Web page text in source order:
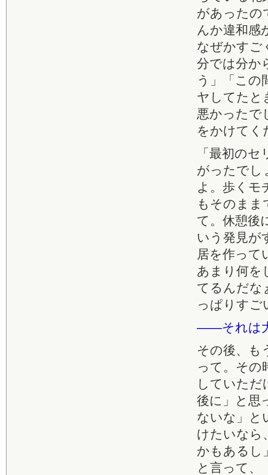
があったの
んか違和感
なぜかすご
分では分か
う」「この
ヤしてたと
悪かったで
をかけてく
「最初の
がったでし
よ。歩くモ
もそのまま
て。休憩後
いう発見が
居を作って
あまり何を
てるんだな
っぱりすご
――それは
その後、も
って。その
していただ
後に」と思
ないな」と
けたいなら
かもあるし
と言って、